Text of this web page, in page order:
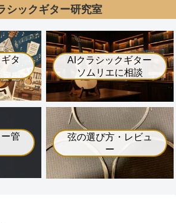
シックギター研究室
タ
AIクラシックギター
ソムリエに相談
管
弦の選び方・レビュ
ー